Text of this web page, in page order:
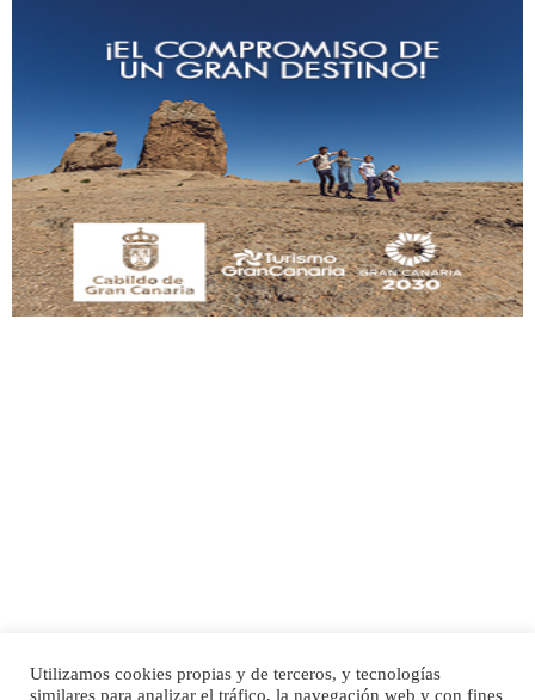
Gato manso encontrado
Este gato macho ha aparecido en la calle hace menos de un mes, es muy
manso y extremadamente cari...
Leales.org » Gran Canaria | 9.7.2025
SHIBA PERDIDO AVDA JOSE MESA Y LOPEZ
Utilizamos cookies propias y de terceros, y tecnologías
similares para analizar el tráfico, la navegación web y con fines